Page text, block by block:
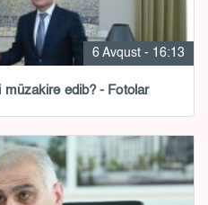
6 Avqust - 16:13
müzakirə edib? - Fotolar